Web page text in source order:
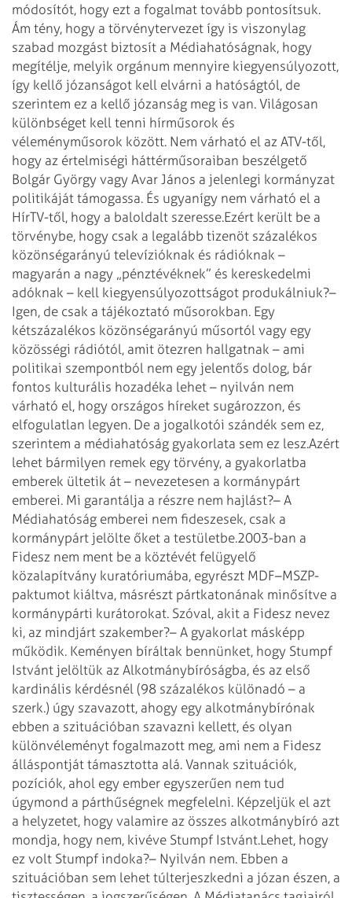
módosítót, hogy ezt a fogalmat tovább pontosítsuk.
Ám tény, hogy a törvénytervezet így is viszonylag
szabad mozgást biztosít a Médiahatóságnak, hogy
megítélje, melyik orgánum mennyire kiegyensúlyozott,
így kellő józanságot kell elvárni a hatóságtól, de
szerintem ez a kellő józanság meg is van. Világosan
különbséget kell tenni hírműsorok és
véleményműsorok között. Nem várható el az ATV-től,
hogy az értelmiségi háttérműsoraiban beszélgető
Bolgár György vagy Avar János a jelenlegi kormányzat
politikáját támogassa. És ugyanígy nem várható el a
HírTV-től, hogy a baloldalt szeresse.Ezért került be a
törvénybe, hogy csak a legalább tizenöt százalékos
közönségarányú televízióknak és rádióknak –
magyarán a nagy „pénztévéknek” és kereskedelmi
adóknak – kell kiegyensúlyozottságot produkálniuk?–
Igen, de csak a tájékoztató műsorokban. Egy
kétszázalékos közönségarányú műsortól vagy egy
közösségi rádiótól, amit ötezren hallgatnak – ami
politikai szempontból nem egy jelentős dolog, bár
fontos kulturális hozadéka lehet – nyilván nem
várható el, hogy országos híreket sugározzon, és
elfogulatlan legyen. De a jogalkotói szándék sem ez,
szerintem a médiahatóság gyakorlata sem ez lesz.Azért
lehet bármilyen remek egy törvény, a gyakorlatba
emberek ültetik át – nevezetesen a kormánypárt
emberei. Mi garantálja a részre nem hajlást?– A
Médiahatóság emberei nem fideszesek, csak a
kormánypárt jelölte őket a testületbe.2003-ban a
Fidesz nem ment be a köztévét felügyelő
közalapítvány kuratóriumába, egyrészt MDF–MSZP-
paktumot kiáltva, másrészt pártkatonának minősítve a
kormánypárti kurátorokat. Szóval, akit a Fidesz nevez
ki, az mindjárt szakember?– A gyakorlat másképp
működik. Keményen bíráltak bennünket, hogy Stumpf
Istvánt jelöltük az Alkotmánybíróságba, és az első
kardinális kérdésnél (98 százalékos különadó – a
szerk.) úgy szavazott, ahogy egy alkotmánybírónak
ebben a szituációban szavazni kellett, és olyan
különvéleményt fogalmazott meg, ami nem a Fidesz
álláspontját támasztotta alá. Vannak szituációk,
pozíciók, ahol egy ember egyszerűen nem tud
úgymond a párthűségnek megfelelni. Képzeljük el azt
a helyzetet, hogy valamire az összes alkotmánybíró azt
mondja, hogy nem, kivéve Stumpf Istvánt.Lehet, hogy
ez volt Stumpf indoka?– Nyilván nem. Ebben a
szituációban sem lehet túlterjeszkedni a józan észen, a